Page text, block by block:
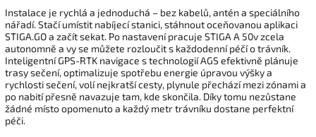
Instalace je rychlá a jednoduchá – bez kabelů, antén a speciálního
nářadí. Stačí umístit nabíjecí stanici, stáhnout oceňovanou aplikaci
STIGA.GO a začít sekat. Po nastavení pracuje STIGA A 50v zcela
autonomně a vy se můžete rozloučit s každodenní péčí o trávník.
Inteligentní GPS-RTK navigace s technologií AGS efektivně plánuje
trasy sečení, optimalizuje spotřebu energie úpravou výšky a
rychlosti sečení, volí nejkratší cesty, plynule přechází mezi zónami a
po nabití přesně navazuje tam, kde skončila. Díky tomu nezůstane
žádné místo opomenuto a každý metr trávníku dostane perfektní
péči.